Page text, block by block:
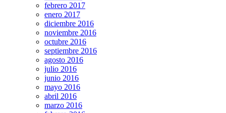
febrero 2017
enero 2017
diciembre 2016
noviembre 2016
octubre 2016
septiembre 2016
agosto 2016
julio 2016
junio 2016
mayo 2016
abril 2016
marzo 2016